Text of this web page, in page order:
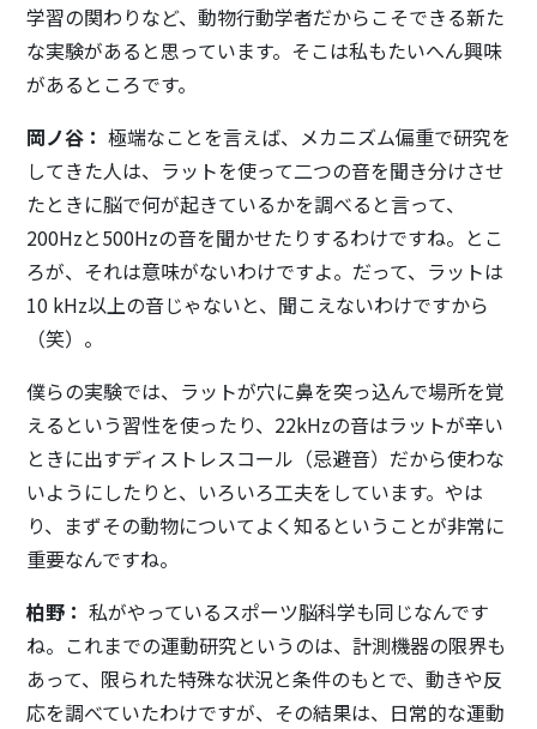
学習の関わりなど、動物行動学者だからこそできる新た
な実験があると思っています。そこは私もたいへん興味
があるところです。
岡ノ谷： 極端なことを言えば、メカニズム偏重で研究を
してきた人は、ラットを使って二つの音を聞き分けさせ
たときに脳で何が起きているかを調べると言って、
200Hzと500Hzの音を聞かせたりするわけですね。とこ
ろが、それは意味がないわけですよ。だって、ラットは
10 kHz以上の音じゃないと、聞こえないわけですから
（笑）。
僕らの実験では、ラットが穴に鼻を突っ込んで場所を覚
えるという習性を使ったり、22kHzの音はラットが辛い
ときに出すディストレスコール（忌避音）だから使わな
いようにしたりと、いろいろ工夫をしています。やは
り、まずその動物についてよく知るということが非常に
重要なんですね。
柏野： 私がやっているスポーツ脳科学も同じなんです
ね。これまでの運動研究というのは、計測機器の限界も
あって、限られた特殊な状況と条件のもとで、動きや反
応を調べていたわけですが、その結果は、日常的な運動